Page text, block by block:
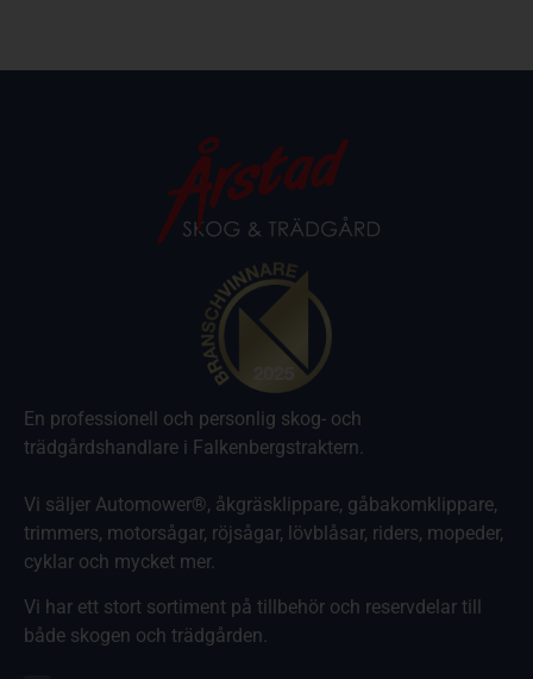
En professionell och personlig skog- och
trädgårdshandlare i Falkenbergstraktern.
Vi säljer Automower®, åkgräsklippare, gåbakomklippare,
trimmers, motorsågar, röjsågar, lövblåsar, riders, mopeder,
cyklar och mycket mer.
Vi har ett stort sortiment på tillbehör och reservdelar till
både skogen och trädgården.